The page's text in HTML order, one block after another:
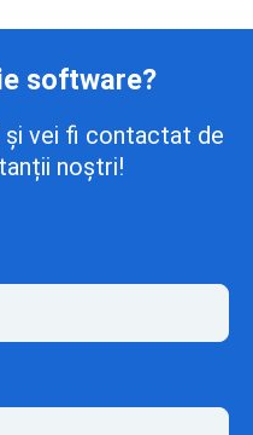
software?
vei fi contactat de
noștri!